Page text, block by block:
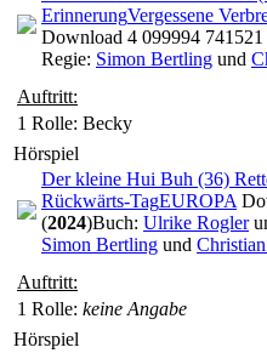
ErinnerungVergessene
Download 4 099994 741521
Regie: Simon Bertling und
Auftritt:
1 Rolle: Becky
Hörspiel
Der kleine Hui Buh (36)
Rückwärts-TagEUROPA
(2024)Buch: Ulrike Rogler
Simon Bertling und
Auftritt:
1 Rolle: keine Angabe
Hörspiel